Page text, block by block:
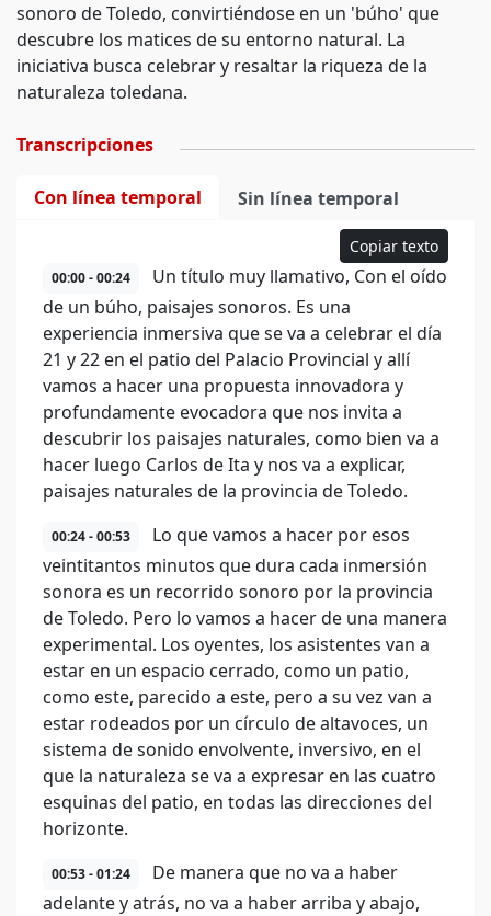
sonoro de Toledo, convirtiéndose en un 'búho' que
descubre los matices de su entorno natural. La
iniciativa busca celebrar y resaltar la riqueza de la
naturaleza toledana.
Transcripciones
Con línea temporal Sin línea temporal
Copiar texto
00:00 - 00:24
Un título muy llamativo, Con el oído
de un búho, paisajes sonoros. Es una
experiencia inmersiva que se va a celebrar el día
21 y 22 en el patio del Palacio Provincial y allí
vamos a hacer una propuesta innovadora y
profundamente evocadora que nos invita a
descubrir los paisajes naturales, como bien va a
hacer luego Carlos de Ita y nos va a explicar,
paisajes naturales de la provincia de Toledo.
00:24 - 00:53
Lo que vamos a hacer por esos
veintitantos minutos que dura cada inmersión
sonora es un recorrido sonoro por la provincia
de Toledo. Pero lo vamos a hacer de una manera
experimental. Los oyentes, los asistentes van a
estar en un espacio cerrado, como un patio,
como este, parecido a este, pero a su vez van a
estar rodeados por un círculo de altavoces, un
sistema de sonido envolvente, inversivo, en el
que la naturaleza se va a expresar en las cuatro
esquinas del patio, en todas las direcciones del
horizonte.
00:53 - 01:24
De manera que no va a haber
adelante y atrás, no va a haber arriba y abajo,